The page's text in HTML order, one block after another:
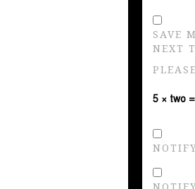
SAVE
NEXT
5 × two =